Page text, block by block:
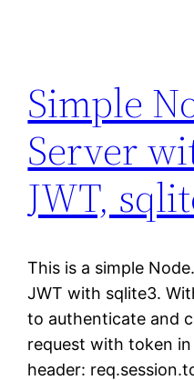
Simple
Server
JWT,
This is a simple
JWT with sqlite3.
to authenticate and
request with token
header: